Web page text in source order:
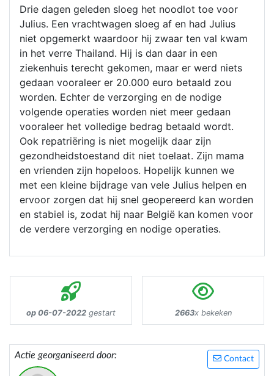
Drie dagen geleden sloeg het noodlot toe voor
Julius. Een vrachtwagen sloeg af en had Julius
niet opgemerkt waardoor hij zwaar ten val kwam
in het verre Thailand. Hij is dan daar in een
ziekenhuis terecht gekomen, maar er werd niets
gedaan vooraleer er 20.000 euro betaald zou
worden. Echter de verzorging en de nodige
volgende operaties worden niet meer gedaan
vooraleer het volledige bedrag betaald wordt.
Ook repatriëring is niet mogelijk daar zijn
gezondheidstoestand dit niet toelaat. Zijn mama
en vrienden zijn hopeloos. Hopelijk kunnen we
met een kleine bijdrage van vele Julius helpen en
ervoor zorgen dat hij snel geopereerd kan worden
en stabiel is, zodat hij naar België kan komen voor
de verdere verzorging en nodige operaties.
op 06-07-2022 gestart 2663x bekeken
Contact
Actie georganiseerd door: